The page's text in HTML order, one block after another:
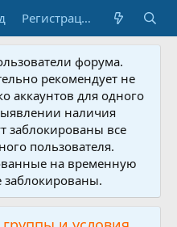
Регистрация
форума.
рекомендует не
аккаунтов для одного
наличия
заблокированы все
пользователя.
на временную
заблокированы.